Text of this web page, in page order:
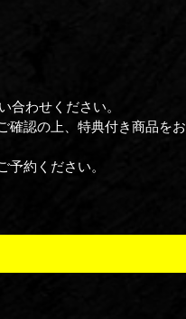
合わせください。
確認の上、特典付き商品をお
約ください。